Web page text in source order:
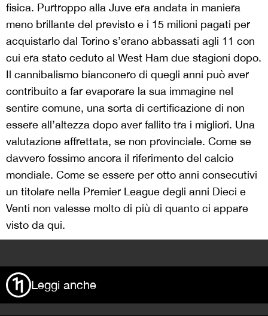
fisica. Purtroppo alla Juve era andata in maniera
meno brillante del previsto e i 15 milioni pagati per
acquistarlo dal Torino s’erano abbassati agli 11 con
cui era stato ceduto al West Ham due stagioni dopo.
Il cannibalismo bianconero di quegli anni può aver
contribuito a far evaporare la sua immagine nel
sentire comune, una sorta di certificazione di non
essere all’altezza dopo aver fallito tra i migliori. Una
valutazione affrettata, se non provinciale. Come se
davvero fossimo ancora il riferimento del calcio
mondiale. Come se essere per otto anni consecutivi
un titolare nella Premier League degli anni Dieci e
Venti non valesse molto di più di quanto ci appare
visto da qui.
Leggi anche